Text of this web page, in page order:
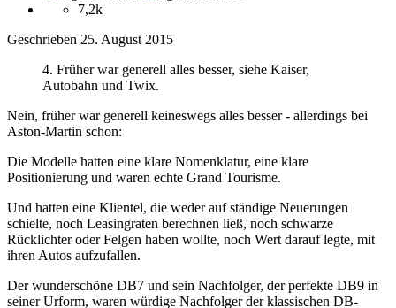
7,2k
Geschrieben 25. August 2015
4. Früher war generell alles besser, siehe Kaiser,
Autobahn und Twix.
Nein, früher war generell keineswegs alles besser - allerdings bei
Aston-Martin schon:
Die Modelle hatten eine klare Nomenklatur, eine klare
Positionierung und waren echte Grand Tourisme.
Und hatten eine Klientel, die weder auf ständige Neuerungen
schielte, noch Leasingraten berechnen ließ, noch schwarze
Rücklichter oder Felgen haben wollte, noch Wert darauf legte, mit
ihren Autos aufzufallen.
Der wunderschöne DB7 und sein Nachfolger, der perfekte DB9 in
seiner Urform, waren würdige Nachfolger der klassischen DB-